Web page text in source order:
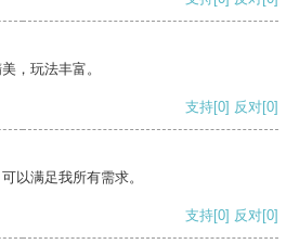
，玩法丰富。
支持[0] 反对[0]
以满足我所有需求。
支持[0] 反对[0]